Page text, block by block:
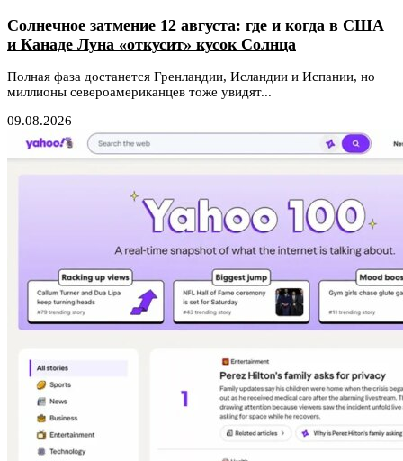
Солнечное затмение 12 августа: где и когда в США
и Канаде Луна «откусит» кусок Солнца
Полная фаза достанется Гренландии, Исландии и Испании, но
миллионы североамериканцев тоже увидят...
09.08.2026